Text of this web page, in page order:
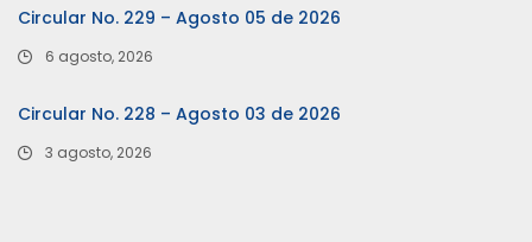
Circular No. 229 – Agosto 05 de 2026
6 agosto, 2026
Circular No. 228 – Agosto 03 de 2026
3 agosto, 2026